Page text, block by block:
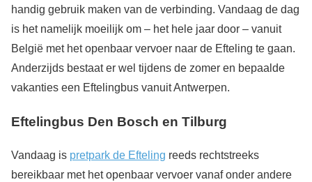
handig gebruik maken van de verbinding. Vandaag de dag
is het namelijk moeilijk om – het hele jaar door – vanuit
België met het openbaar vervoer naar de Efteling te gaan.
Anderzijds bestaat er wel tijdens de zomer en bepaalde
vakanties een Eftelingbus vanuit Antwerpen.
Eftelingbus Den Bosch en Tilburg
Vandaag is pretpark de Efteling reeds rechtstreeks
bereikbaar met het openbaar vervoer vanaf onder andere